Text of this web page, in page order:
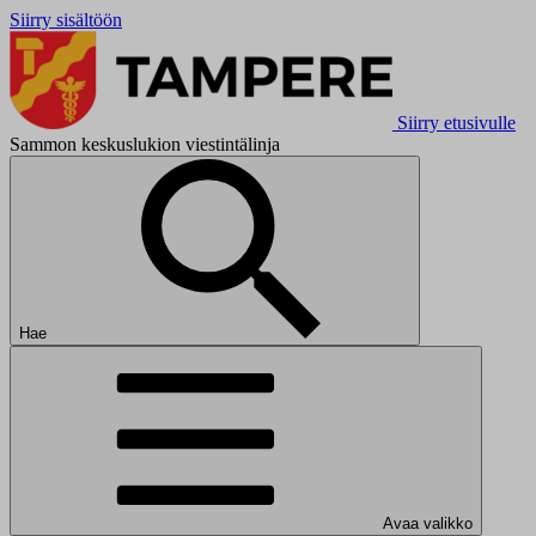
Siirry sisältöön
Siirry etusivulle
Sammon keskuslukion viestintälinja
Hae
Avaa valikko